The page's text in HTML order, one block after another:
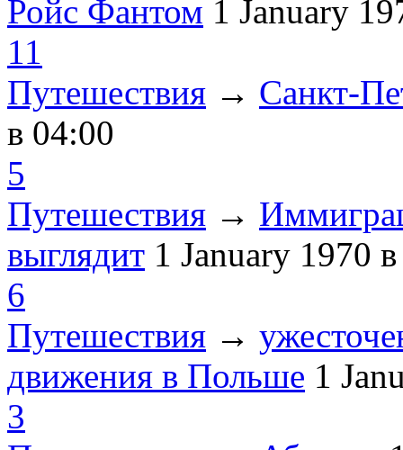
Ройс Фантом 1 January
11
Путешествия → Санкт-
в 04:00
5
Путешествия →
выглядит 1 January 1970
6
Путешествия →
движения в Польше 1
3